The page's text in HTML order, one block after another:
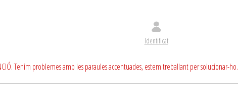
Identificat
Tenim problemes amb les paraules accentuades, estem treballant per solucionar-ho.